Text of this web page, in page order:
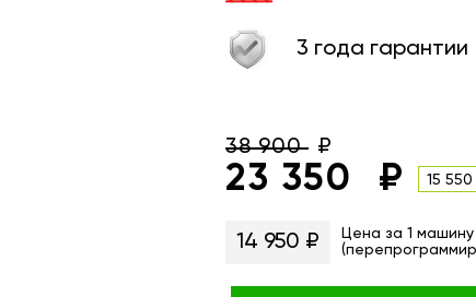
3 года гарантии
38 900
23 350 15 550
14 950 ₽
Цена за 1 машину